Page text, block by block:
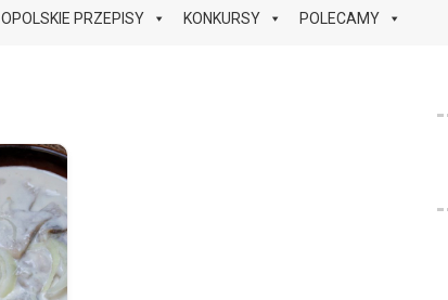
OPOLSKIE PRZEPISY KONKURSY POLECAMY